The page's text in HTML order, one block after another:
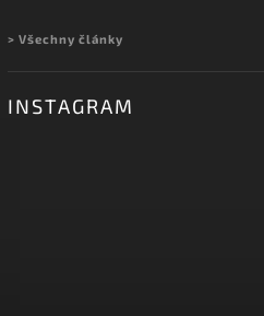
> Všechny články
INSTAGRAM